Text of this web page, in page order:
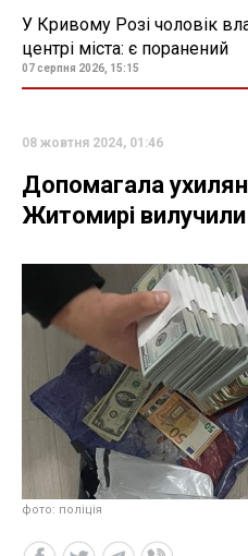
У Кривому Розі чоловік
центрі міста: є поранений
07 серпня 2026, 15:15
08 жовтня 2024, 01:46
Допомагала
Житомирі
фото: поліція